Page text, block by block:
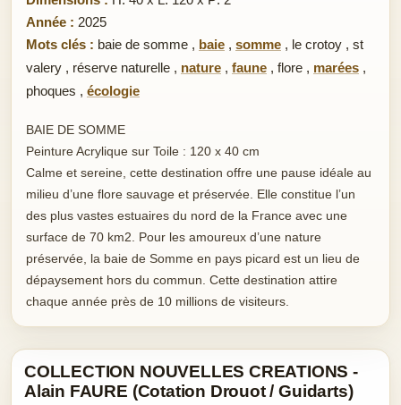
Année : 2025
Mots clés : baie de somme , baie , somme , le crotoy , st
valery , réserve naturelle , nature , faune , flore , marées ,
phoques , écologie
BAIE DE SOMME
Peinture Acrylique sur Toile : 120 x 40 cm
Calme et sereine, cette destination offre une pause idéale au
milieu d’une flore sauvage et préservée. Elle constitue l’un
des plus vastes estuaires du nord de la France avec une
surface de 70 km2. Pour les amoureux d’une nature
préservée, la baie de Somme en pays picard est un lieu de
dépaysement hors du commun. Cette destination attire
chaque année près de 10 millions de visiteurs.
COLLECTION NOUVELLES CREATIONS -
Alain FAURE (Cotation Drouot / Guidarts)